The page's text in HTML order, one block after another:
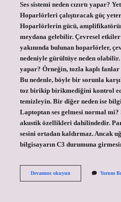
Ses sistemi neden cızırtı yapar?
Hoparlörleri çalıştıracak güç
Hoparlörlerin gücü, amplifikatörün
meydana gelebilir. Çevresel
yakınında bulunan hoparlörler,
nedeniyle gürültüye neden olabilir.
yapar? Örneğin, tozla kaplı fanlar
Bu nedenle, böyle bir sorunla
toz birikip birikmediğini kontrol
temizleyin. Bir diğer neden ise
Laptoptan ses gelmesi normal
akustik özellikleri dahilindedir.
sesini ortadan kaldırmaz. Ancak
bilgisayarın C3 durumuna
Devamını okuyunLaptop
Yorum